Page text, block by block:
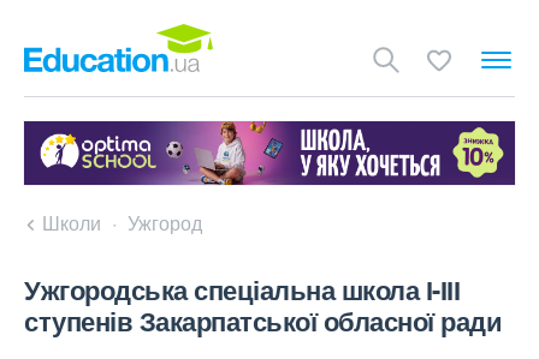
Школи Ужгород
Ужгородська спеціальна школа І-ІІІ
ступенів Закарпатської обласної ради